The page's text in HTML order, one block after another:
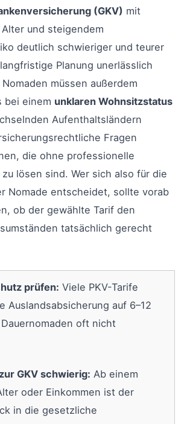
(GKV) mit
und steigendem
deutlich schwieriger und teurer
Planung unerlässlich
müssen außerdem
bei einem unklaren Wohnsitzstatus
Aufenthaltsländern
Fragen
die ohne professionelle
zu lösen sind. Wer sich also für die
Nomade entscheidet, sollte vorab
ob der gewählte Tarif den
tatsächlich gerecht
prüfen: Viele PKV-Tarife
Auslandsabsicherung auf 6–12
oft nicht
GKV schwierig: Ab einem
oder Einkommen ist der
in die gesetzliche